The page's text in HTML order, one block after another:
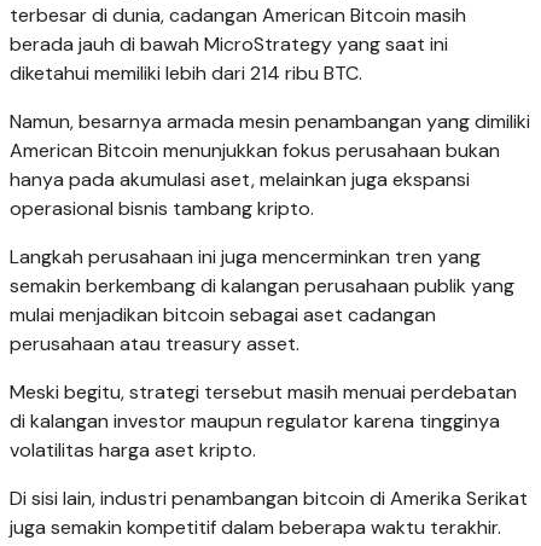
terbesar di dunia, cadangan American Bitcoin masih
berada jauh di bawah MicroStrategy yang saat ini
diketahui memiliki lebih dari 214 ribu BTC.
Namun, besarnya armada mesin penambangan yang dimiliki
American Bitcoin menunjukkan fokus perusahaan bukan
hanya pada akumulasi aset, melainkan juga ekspansi
operasional bisnis tambang kripto.
Langkah perusahaan ini juga mencerminkan tren yang
semakin berkembang di kalangan perusahaan publik yang
mulai menjadikan bitcoin sebagai aset cadangan
perusahaan atau treasury asset.
Meski begitu, strategi tersebut masih menuai perdebatan
di kalangan investor maupun regulator karena tingginya
volatilitas harga aset kripto.
Di sisi lain, industri penambangan bitcoin di Amerika Serikat
juga semakin kompetitif dalam beberapa waktu terakhir.